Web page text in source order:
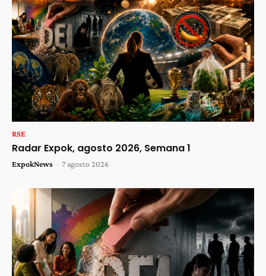
RSE
Radar Expok, agosto 2026, Semana 1
ExpokNews - 7 agosto 2026